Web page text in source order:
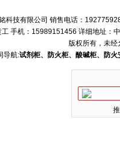
科技有限公司 销售电话：
工 手机：15989151456 详细地址：
版权所有，未经
导航:试剂柜、防火柜、酸碱柜、防